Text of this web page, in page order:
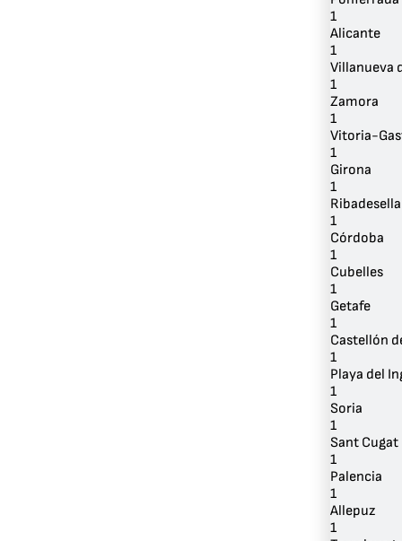
1
Alicante
1
Villanueva
1
Zamora
1
Vitoria-
1
Girona
1
Ribadesella
1
Córdoba
1
Cubelles
1
Getafe
1
Castellón
1
Playa del
1
Soria
1
Sant Cugat
1
Palencia
1
Allepuz
1